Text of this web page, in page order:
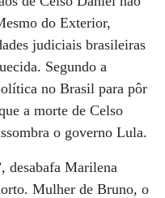
do Exterior,
judiciais brasileiras
Segundo a
no Brasil para pôr
a morte de Celso
o governo Lula.
desabafa Marilena
Mulher de Bruno, o